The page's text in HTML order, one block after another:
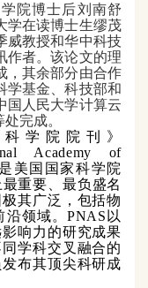
院博士后刘南舒
学在读博士生缪茂
威教授和华中科技
作者。该论文的理
，其余部分由合作
学基金、科技部和
国人民大学计算云
完成。
学院院刊》
Academy of
美国国家科学院
重要、最负盛名
其广泛，包括物
领域。PNAS以
响力的研究成果
学科交叉融合的
布其顶尖科研成